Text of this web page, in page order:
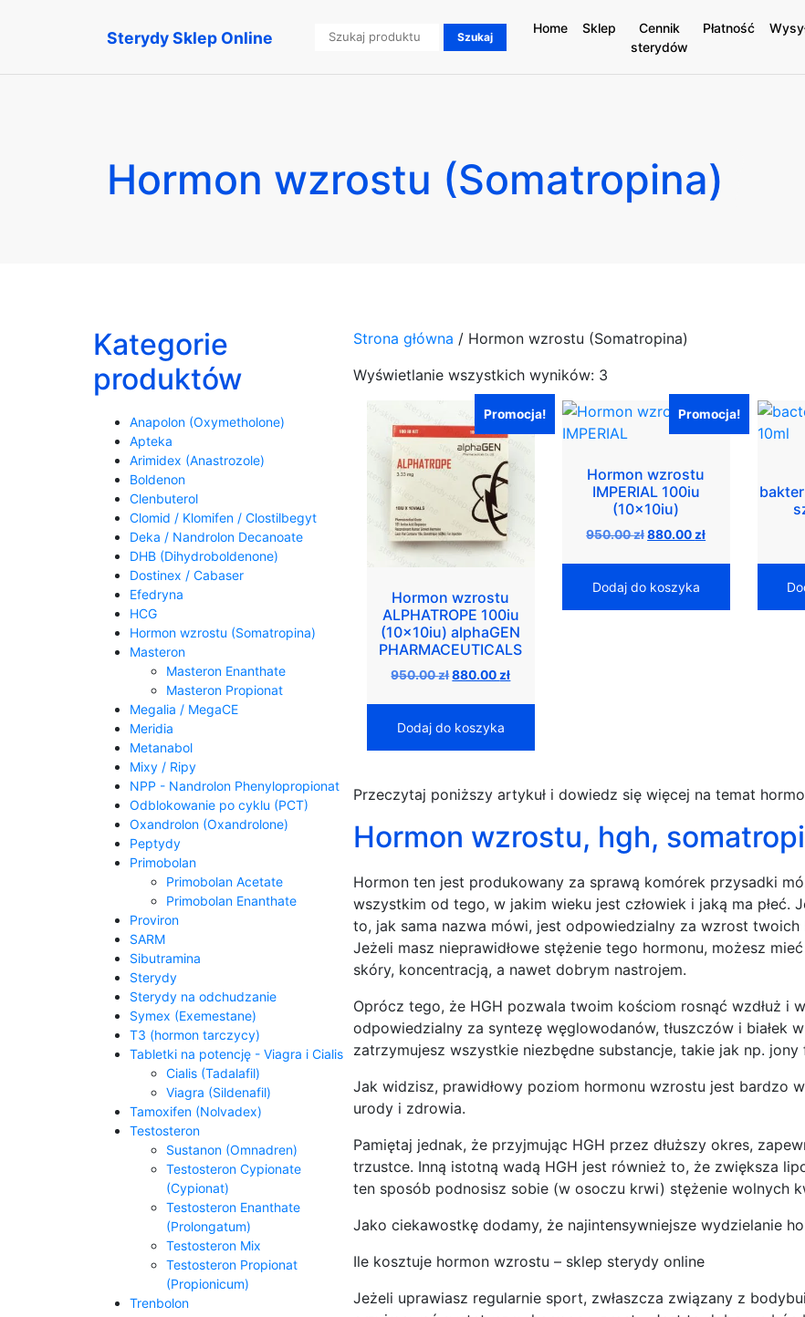
Sterydy Sklep Online
Home Sklep
Cennik
sterydów
Płatność
Hormon wzrostu (Somatropina)
Strona główna / Hormon wzrostu (Somatropina)
Wyświetlanie wszystkich wyników: 3
Promocja!
Hormon wzrostu
ALPHATROPE 100iu
(10x10iu) alphaGEN
PHARMACEUTICALS
950.00złPierwotna
950.00 zł.
880.00złAktualna
Dodaj do koszyka
Promocja!
Hormon wzrostu
IMPERIAL 100iu
(10x10iu)
950.00złPierwotna
950.00 zł.
880.00 złAktualna
Dodaj do koszyka
Przeczytaj poniższy artykuł i dowiedz się więcej na temat
Hormon wzrostu, hgh,
Hormon ten jest produkowany za sprawą komórek przysadki
wszystkim od tego, w jakim wieku jest człowiek i jaką ma
to, jak sama nazwa mówi, jest odpowiedzialny za wzrost
Jeżeli masz nieprawidłowe stężenie tego hormonu, możesz
skóry, koncentracją, a nawet dobrym nastrojem.
Oprócz tego, że HGH pozwala twoim kościom rosnąć wzdłuż i
odpowiedzialny za syntezę węglowodanów, tłuszczów i białek
zatrzymujesz wszystkie niezbędne substancje, takie jak np. jony
Jak widzisz, prawidłowy poziom hormonu wzrostu jest bardzo
urody i zdrowia.
Pamiętaj jednak, że przyjmując HGH przez dłuższy okres,
trzustce. Inną istotną wadą HGH jest również to, że zwiększa
ten sposób podnosisz sobie (w osoczu krwi) stężenie wolnych
Jako ciekawostkę dodamy, że najintensywniejsze wydzielanie
Ile kosztuje hormon wzrostu – sklep sterydy online
Jeżeli uprawiasz regularnie sport, zwłaszcza związany z
Kategorie
produktów
Anapolon (Oxymetholone)
Apteka
Arimidex (Anastrozole)
Boldenon
Clenbuterol
Clomid / Klomifen / Clostilbegyt
Deka / Nandrolon Decanoate
DHB (Dihydroboldenone)
Dostinex / Cabaser
Efedryna
HCG
Hormon wzrostu (Somatropina)
Masteron
Masteron Enanthate
Masteron Propionat
Megalia / MegaCE
Meridia
Metanabol
Mixy / Ripy
NPP - Nandrolon Phenylopropionat
Odblokowanie po cyklu (PCT)
Oxandrolon (Oxandrolone)
Peptydy
Primobolan
Primobolan Acetate
Primobolan Enanthate
Proviron
SARM
Sibutramina
Sterydy
Sterydy na odchudzanie
Symex (Exemestane)
T3 (hormon tarczycy)
Tabletki na potencję - Viagra i Cialis
Cialis (Tadalafil)
Viagra (Sildenafil)
Tamoxifen (Nolvadex)
Testosteron
Sustanon (Omnadren)
Testosteron Cypionate
(Cypionat)
Testosteron Enanthate
(Prolongatum)
Testosteron Mix
Testosteron Propionat
(Propionicum)
Trenbolon